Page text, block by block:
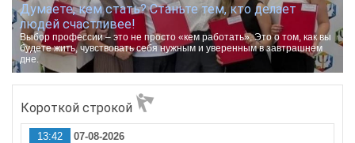
Думаете, кем стать? Станьте тем, кто делает
людей счастливее!
Выбор профессии – это не просто «кем работать». Это о том, как вы
будете жить, чувствовать себя нужным и уверенным в завтрашнем
дне.
Короткой строкой
13:42
07-08-2026